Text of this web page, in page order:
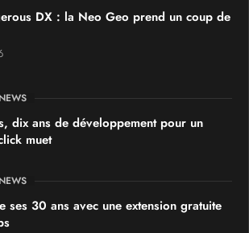
DX : la Neo Geo prend un coup de
dix ans de développement pour un
muet
ses 30 ans avec une extension gratuite